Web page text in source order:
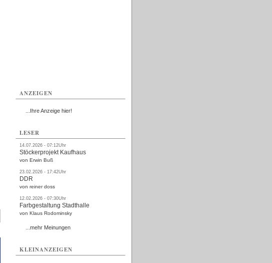
ANZEIGEN
...Ihre Anzeige hier!
LESER
14.07.2026 - 07:12Uhr
Stöckerprojekt Kaufhaus
von Erwin Buß
23.02.2026 - 17:42Uhr
DDR
von reiner doss
12.02.2026 - 07:30Uhr
Farbgestaltung Stadthalle
von Klaus Rodominsky
...mehr Meinungen
KLEINANZEIGEN